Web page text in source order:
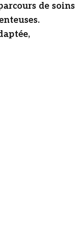
de soins